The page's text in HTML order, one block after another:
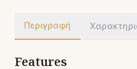
Περιγραφή
Features